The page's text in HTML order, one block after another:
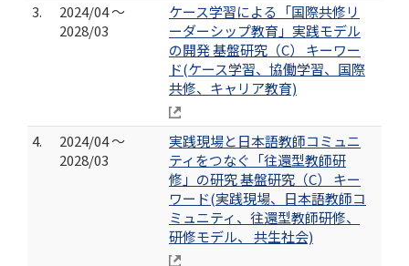
3.
2024/04 ～
2028/03
ケース学習による「国際共修リ
ーダーシップ教育」実践モデル
の開発 基盤研究（C） キーワー
ド(ケース学習、協働学習、国際
共修、キャリア教育)
4.
2024/04 ～
2028/03
実践現場と日本語教師コミュニ
ティをつなぐ「往還型教師研
修」の研究 基盤研究（C） キー
ワード(実践現場、日本語教師コ
ミュニティ、往還型教師研修、
研修モデル、 共生社会)